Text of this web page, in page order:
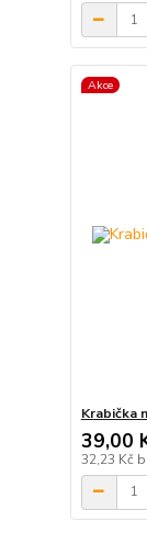
Akce
Krabička
39,00
32,23 Kč